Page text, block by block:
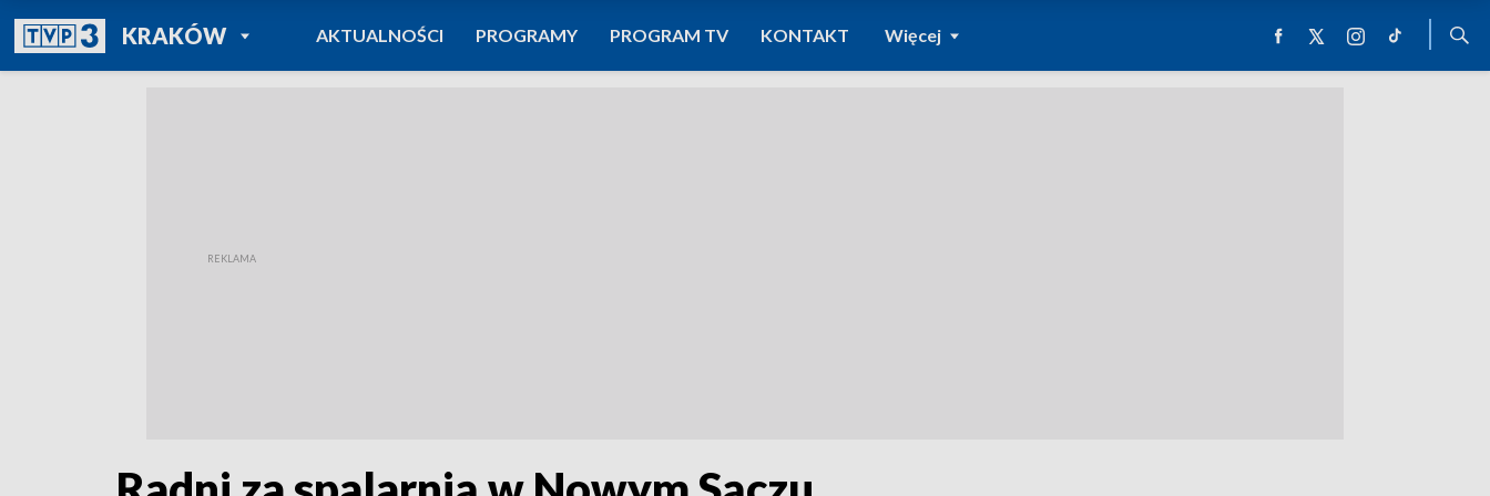
KRAKÓWPOWRÓT DO
TVP REGIONY
AKTUALNOŚCI PROGRAMY PROGRAM TV KONTAKT Więcej